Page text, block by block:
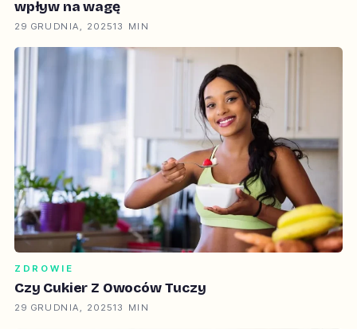
wpływ na wagę
29 GRUDNIA, 202513 MIN
ZDROWIE
Czy Cukier Z Owoców Tuczy
29 GRUDNIA, 202513 MIN